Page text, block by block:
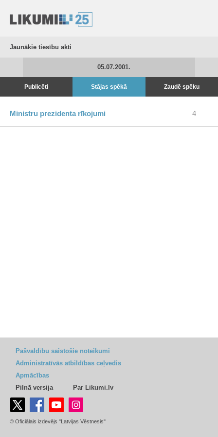
Jaunākie tiesību akti
05.07.2001.
Publicēti Stājas spēkā Zaudē spēku
Ministru prezidenta rīkojumi 4
Pašvaldību saistošie noteikumi
Administratīvās atbildības ceļvedis
Apmācības
Pilnā versija
Par Likumi.lv
© Oficiālais izdevējs "Latvijas Vēstnesis"